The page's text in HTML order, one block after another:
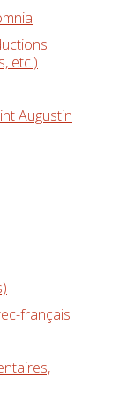
etc.)
Augustin
français